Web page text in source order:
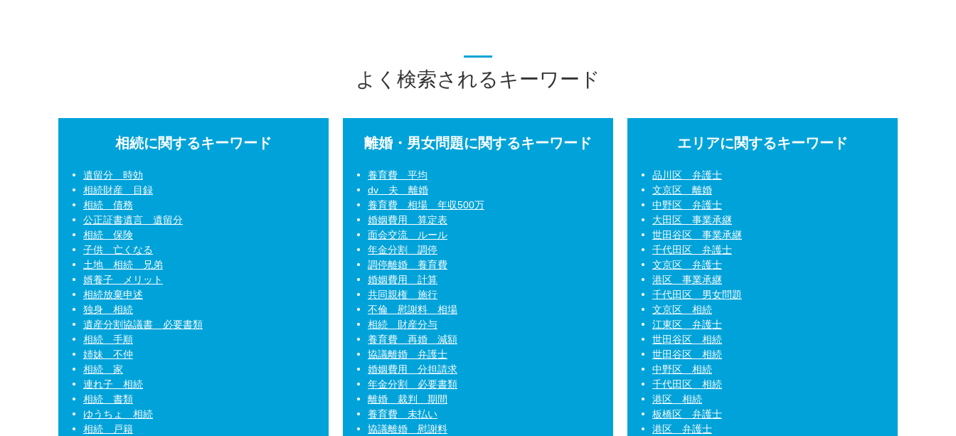
よく検索されるキーワード
相続に関するキーワード
遺留分 時効
相続財産 目録
相続 債務
公正証書遺言 遺留分
相続 保険
子供 亡くなる
土地 相続 兄弟
婿養子 メリット
相続放棄申述
独身 相続
遺産分割協議書 必要書類
相続 手順
姉妹 不仲
相続 家
連れ子 相続
相続 書類
ゆうちょ 相続
相続 戸籍
離婚・男女問題に関するキーワード
養育費 平均
dv 夫 離婚
養育費 相場 年収500万
婚姻費用 算定表
面会交流 ルール
年金分割 調停
調停離婚 養育費
婚姻費用 計算
共同親権 施行
不倫 慰謝料 相場
相続 財産分与
養育費 再婚 減額
協議離婚 弁護士
婚姻費用 分担請求
年金分割 必要書類
離婚 裁判 期間
養育費 未払い
協議離婚 慰謝料
エリアに関するキーワード
品川区 弁護士
文京区 離婚
中野区 弁護士
大田区 事業承継
世田谷区 事業承継
千代田区 弁護士
文京区 弁護士
港区 事業承継
千代田区 男女問題
文京区 相続
江東区 弁護士
世田谷区 相続
世田谷区 相続
中野区 相続
千代田区 相続
港区 相続
板橋区 弁護士
港区 弁護士